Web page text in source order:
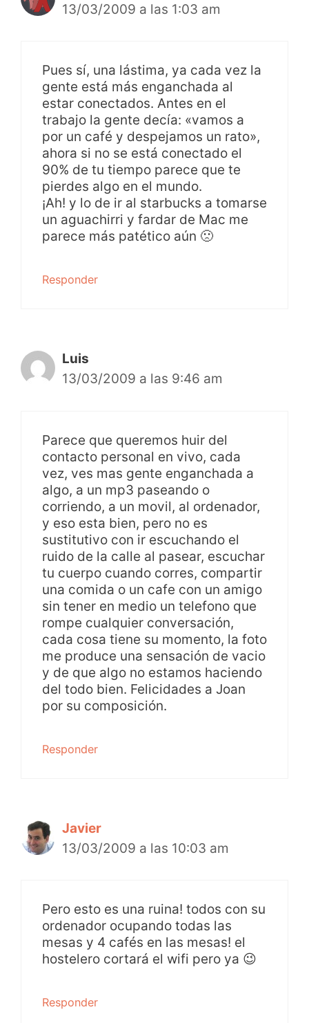
13/03/2009 a las 1:03 am
Pues sí, una lástima, ya cada vez la
gente está más enganchada al
estar conectados. Antes en el
trabajo la gente decía: «vamos a
por un café y despejamos un rato»,
ahora si no se está conectado el
90% de tu tiempo parece que te
pierdes algo en el mundo.
¡Ah! y lo de ir al starbucks a tomarse
un aguachirri y fardar de Mac me
parece más patético aún 🙁
Responder
Luis
13/03/2009 a las 9:46 am
Parece que queremos huir del
contacto personal en vivo, cada
vez, ves mas gente enganchada a
algo, a un mp3 paseando o
corriendo, a un movil, al ordenador,
y eso esta bien, pero no es
sustitutivo con ir escuchando el
ruido de la calle al pasear, escuchar
tu cuerpo cuando corres, compartir
una comida o un cafe con un amigo
sin tener en medio un telefono que
rompe cualquier conversación,
cada cosa tiene su momento, la foto
me produce una sensación de vacio
y de que algo no estamos haciendo
del todo bien. Felicidades a Joan
por su composición.
Responder
Javier
13/03/2009 a las 10:03 am
Pero esto es una ruina! todos con su
ordenador ocupando todas las
mesas y 4 cafés en las mesas! el
hostelero cortará el wifi pero ya 😉
Responder